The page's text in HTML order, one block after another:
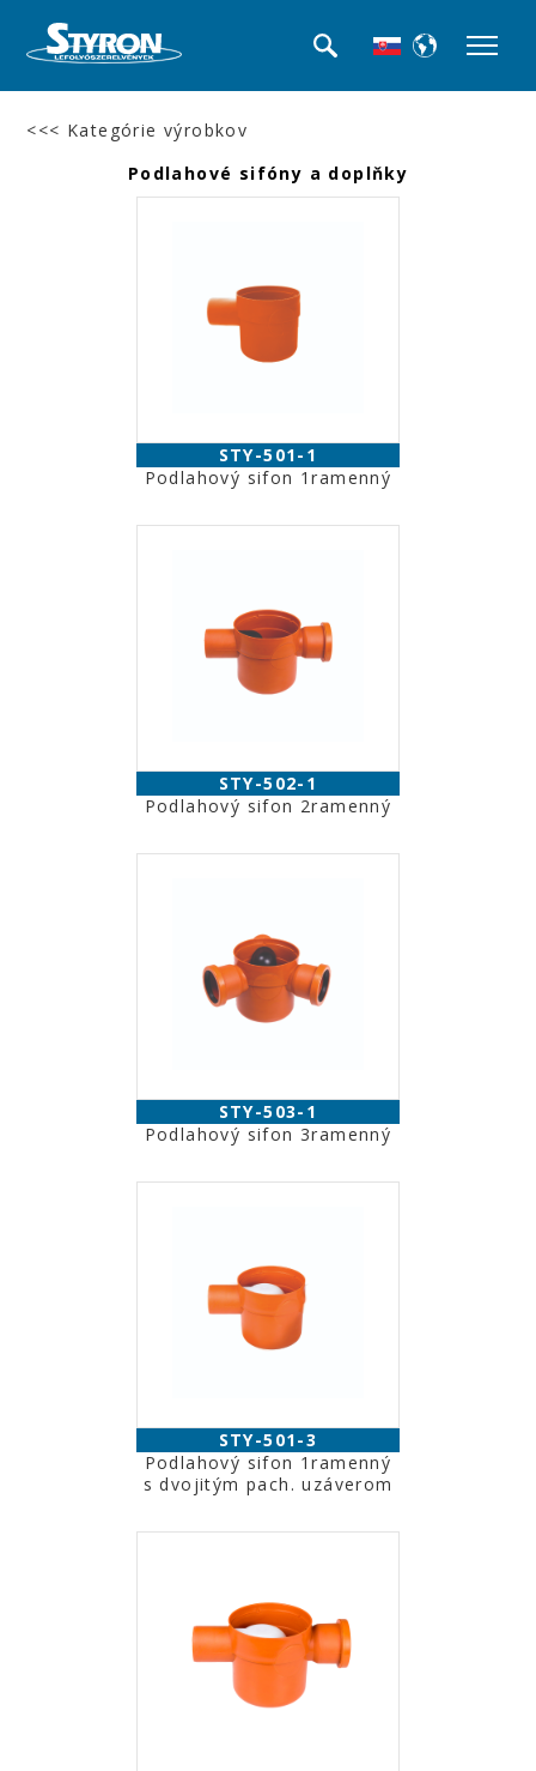
<<< Kategórie výrobkov
Podlahové sifóny a doplňky
STY-501-1
Podlahový sifon 1ramenný
STY-502-1
Podlahový sifon 2ramenný
STY-503-1
Podlahový sifon 3ramenný
STY-501-3
Podlahový sifon 1ramenný
s dvojitým pach. uzáverom